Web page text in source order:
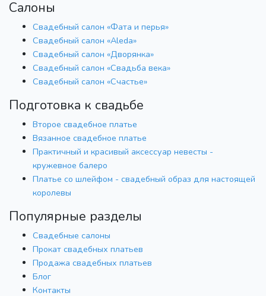
Салоны
Свадебный салон «Фата и перья»
Свадебный салон «Aleda»
Свадебный салон «Дворянка»
Свадебный салон «Свадьба века»
Свадебный салон «Счастье»
Подготовка к свадьбе
Второе свадебное платье
Вязанное свадебное платье
Практичный и красивый аксессуар невесты -
кружевное балеро
Платье со шлейфом - свадебный образ для настоящей
королевы
Популярные разделы
Свадебные салоны
Прокат свадебных платьев
Продажа свадебных платьев
Блог
Контакты